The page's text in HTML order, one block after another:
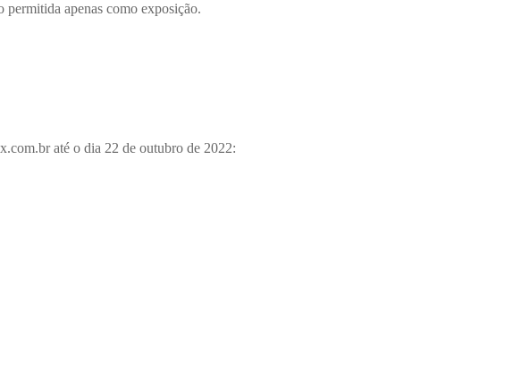
apenas como exposição.
até o dia 22 de outubro de 2022: